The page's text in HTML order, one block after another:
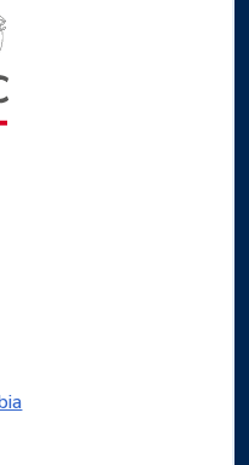
Twitter
Logo Facebook